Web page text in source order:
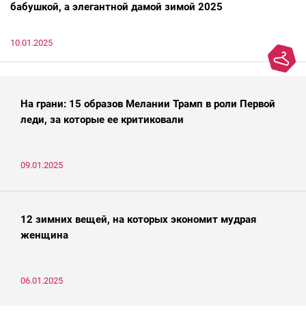
бабушкой, а элегантной дамой зимой 2025
10.01.2025
На грани: 15 образов Мелании Трамп в роли Первой
леди, за которые ее критиковали
09.01.2025
12 зимних вещей, на которых экономит мудрая
женщина
06.01.2025